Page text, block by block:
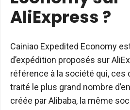
AliExpress ?
Cainiao Expedited Economy
d’expédition proposés sur
référence à la société qui, ces
traité le plus grand nombre
créée par Alibaba, la même